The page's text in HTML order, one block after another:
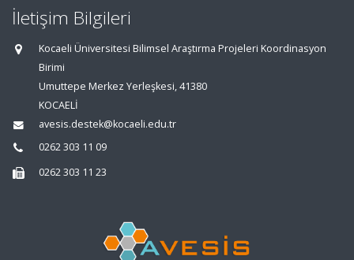
İletişim Bilgileri
Kocaeli Üniversitesi Bilimsel Araştırma Projeleri Koordinasyon
Birimi
Umuttepe Merkez Yerleşkesi, 41380
KOCAELİ
avesis.destek@kocaeli.edu.tr
0262 303 11 09
0262 303 11 23